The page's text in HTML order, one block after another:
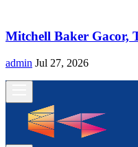
Mitchell Baker Gacor,
admin Jul 27, 2026